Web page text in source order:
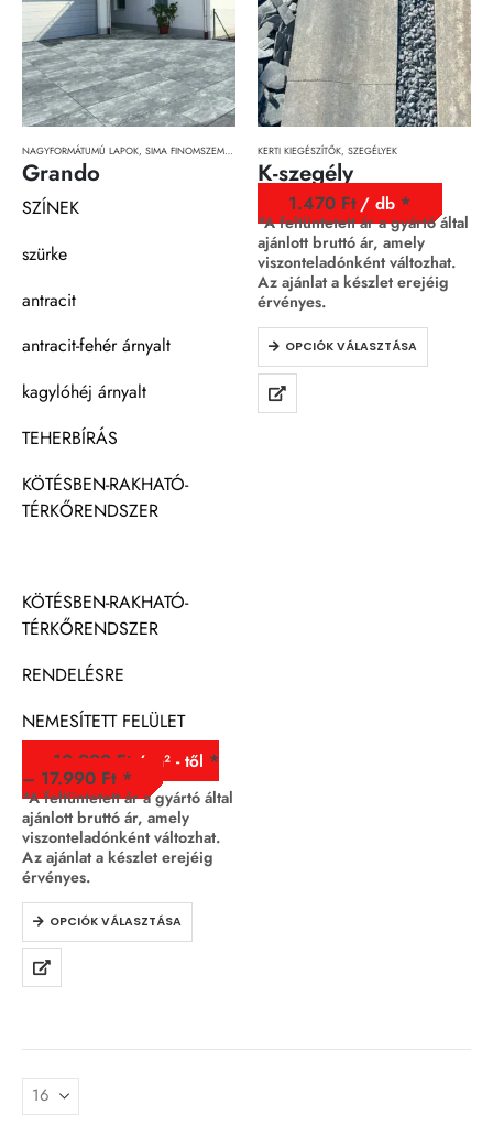
NAGYFORMÁTUMÚ LAPOK, SIMA FINOMSZEMCSÉS FELÜLETŰ TÉRKÖVEK ,TÉRKÖVEK,
Grando
SZÍNEK
szürke
antracit
antracit-fehér árnyalt
kagylóhéj árnyalt
TEHERBÍRÁS
KÖTÉSBEN-RAKHATÓ-
TÉRKŐRENDSZER
KÖTÉSBEN-RAKHATÓ-
TÉRKŐRENDSZER
RENDELÉSRE
NEMESÍTETT FELÜLET
10.990 Ft / m² - től
– 17.990 Ft
*A feltüntetett ár a gyártó által
ajánlott bruttó ár, amely
viszonteladónként változhat.
Az ajánlat a készlet erejéig
érvényes.
OPCIÓK VÁLASZTÁSA
KERTI KIEGÉSZÍTŐK, SZEGÉLYEK
K-szegély
1.470 Ft/ db
*A feltüntetett ár a gyártó által
ajánlott bruttó ár, amely
viszonteladónként változhat.
Az ajánlat a készlet erejéig
érvényes.
OPCIÓK VÁLASZTÁSA